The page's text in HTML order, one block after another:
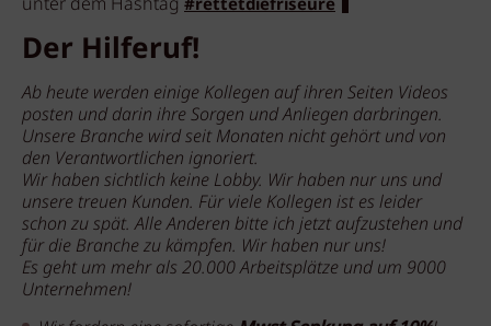
#rettetdiefriseure
Der Hilferuf!
Ab heute werden einige Kollegen auf ihren Seiten Videos
posten und darin ihre Sorgen und Anliegen darbringen.
Unsere Branche wird seit Monaten nicht gehört und von
den Verantwortlichen ignoriert.
Wir haben sichtlich keine Lobby. Wir haben nur uns und
unsere treuen Kunden. Für viele Kollegen ist es leider
schon zu spät. Alle Anderen bitte ich jetzt aufzustehen und
für die Branche zu kämpfen. Wir haben nur uns!
Es geht um mehr als 20.000 Arbeitsplätze und um 9000
Unternehmen!